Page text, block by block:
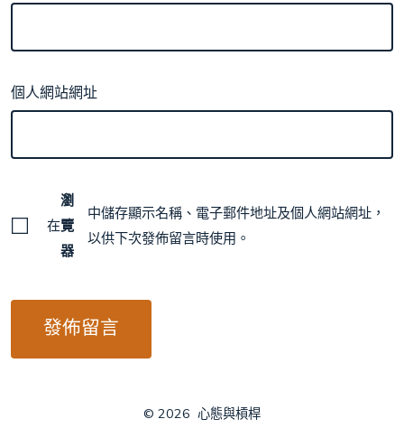
個人網站網址
在
瀏
覽
器
中儲存顯示名稱、電子郵件地址及個人網站網址，
以供下次發佈留言時使用。
© 2026 心態與槓桿